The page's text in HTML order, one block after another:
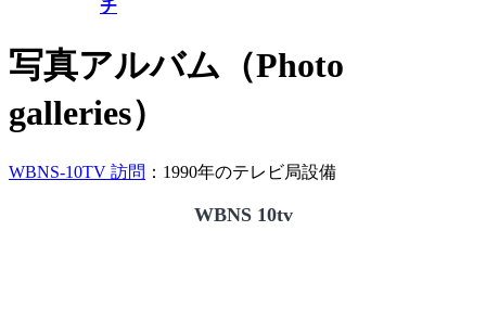
チ
写真アルバム（Photo
galleries）
WBNS-10TV 訪問 ：1990年のテレビ局設備
WBNS 10tv